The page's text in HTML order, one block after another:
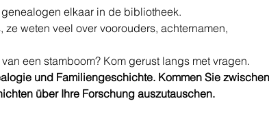
elkaar in de bibliotheek.
weten veel over voorouders, achternamen,
een stamboom? Kom gerust langs met vragen.
und Familiengeschichte. Kommen Sie
über Ihre Forschung auszutauschen.